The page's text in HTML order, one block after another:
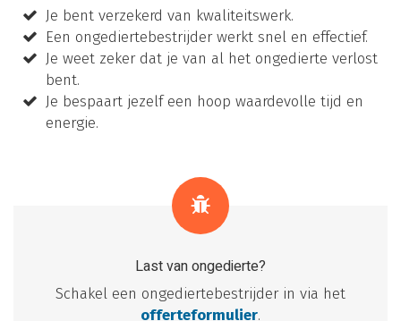
Je bent verzekerd van kwaliteitswerk.
Een ongediertebestrijder werkt snel en effectief.
Je weet zeker dat je van al het ongedierte verlost
bent.
Je bespaart jezelf een hoop waardevolle tijd en
energie.
Last van ongedierte?
Schakel een ongediertebestrijder in via het
offerteformulier.